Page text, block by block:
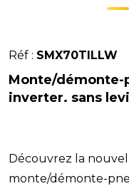
Réf : SMX70TILLW
Monte/démonte-
inverter. sans
Découvrez la
monte/démonte-